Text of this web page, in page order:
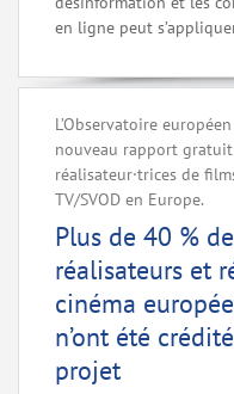
en ligne peut
L’Observatoire
nouveau rapport
réalisateur·trices de
TV/SVOD en Europe.
Plus de 40 %
réalisateurs et
cinéma
n’ont été
projet